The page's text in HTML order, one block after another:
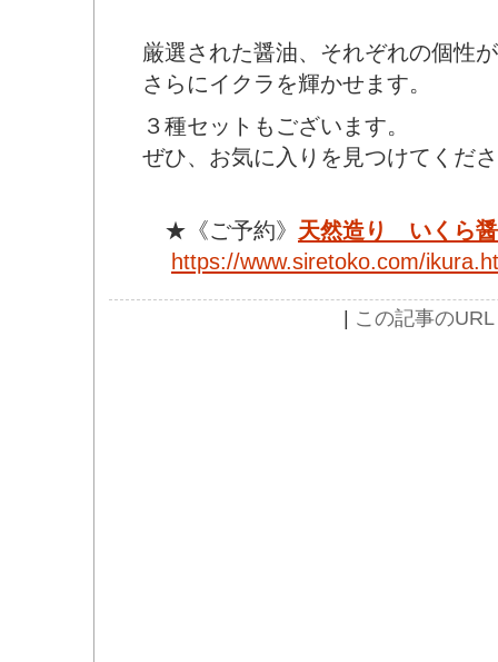
厳選された醤油、それぞれの個性
さらにイクラを輝かせます。
３種セットもございます。
ぜひ、お気に入りを見つけてくだ
★《ご予約》 天然造り いくら
https://www.siretoko.com/
| この記事のURL